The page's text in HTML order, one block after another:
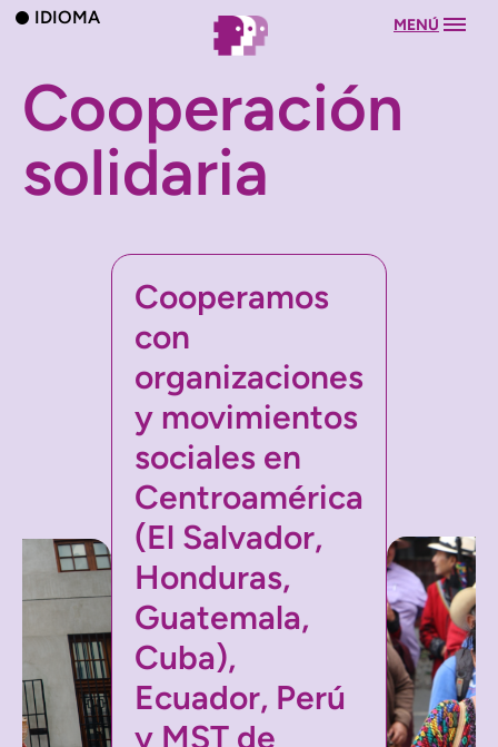
IDIOMA MENÚ
Cooperación
solidaria
Cooperamos
con
organizaciones
y movimientos
sociales en
Centroamérica
(El Salvador,
Honduras,
Guatemala,
Cuba),
Ecuador, Perú
y MST de